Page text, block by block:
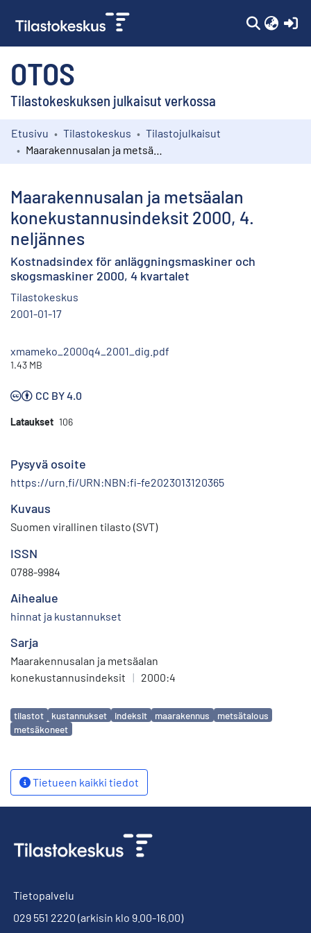
OTOS
Tilastokeskuksen julkaisut verkossa
Kokoelmat
Etusivu Tilastokeskus
Tilastojulkaisut
Maarakennusalan ja metsäalan
konekustannusindeksit 2000, 4.
neljännes
Kostnadsindex för anläggningsmaskiner och
skogsmaskiner 2000, 4 kvartalet
Tilastokeskus
2001-01-17
xmameko_2000q4_2001_dig.pdf
1.43 MB
CC BY 4.0
Lataukset 106
Pysyvä osoite
https://urn.fi/URN:NBN:fi-fe2023013120365
Kuvaus
Suomen virallinen tilasto (SVT)
ISSN
0788-9984
Aihealue
hinnat ja kustannukset
Sarja
Maarakennusalan ja metsäalan
konekustannusindeksit
| 2000:4
Avainsanat
tilastot kustannukset indeksit maarakennus
metsätalous
metsäkoneet
Tietueen kaikki tiedot
Tietopalvelu
029 551 2220 (arkisin klo 9.00-16.00)